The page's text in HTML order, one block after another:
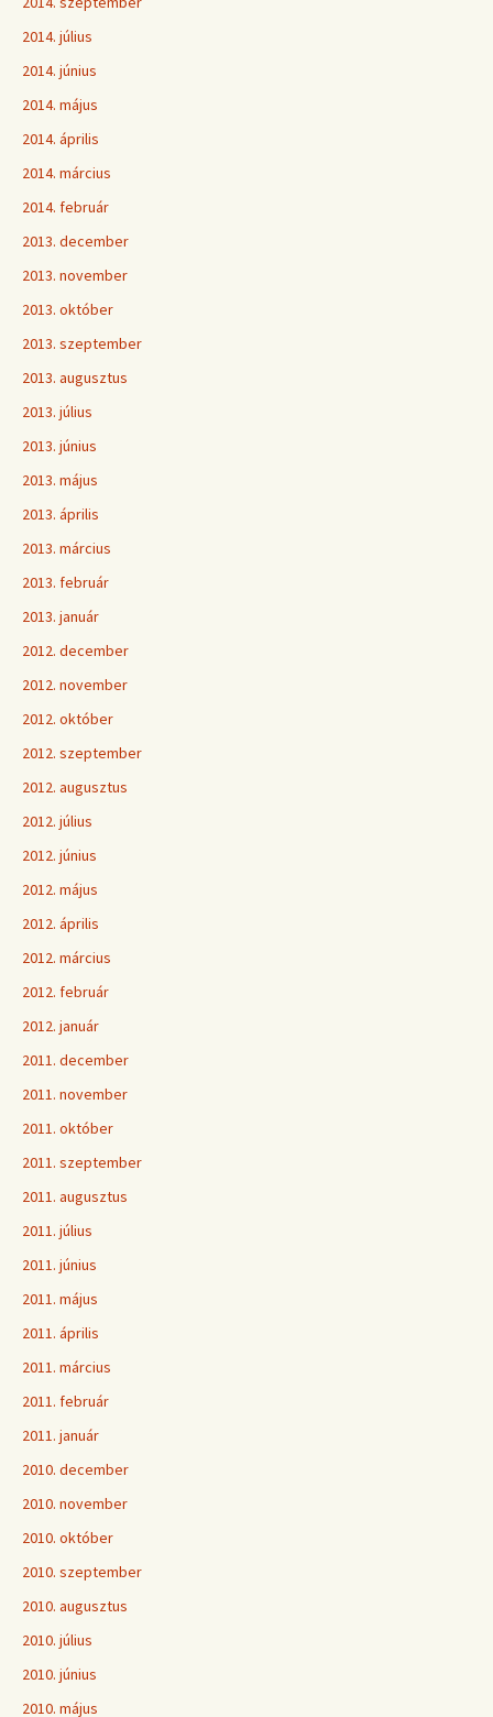
2014. július
2014. június
2014. május
2014. április
2014. március
2014. február
2013. december
2013. november
2013. október
2013. szeptember
2013. augusztus
2013. július
2013. június
2013. május
2013. április
2013. március
2013. február
2013. január
2012. december
2012. november
2012. október
2012. szeptember
2012. augusztus
2012. július
2012. június
2012. május
2012. április
2012. március
2012. február
2012. január
2011. december
2011. november
2011. október
2011. szeptember
2011. augusztus
2011. július
2011. június
2011. május
2011. április
2011. március
2011. február
2011. január
2010. december
2010. november
2010. október
2010. szeptember
2010. augusztus
2010. július
2010. június
2010. május